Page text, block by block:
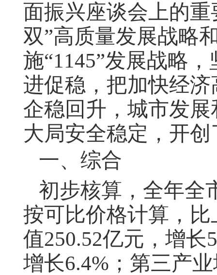
面振兴座谈会上的
双”高质量发展战略
施“1145”发展战略
进促稳，把加快经
企稳回升，城市发
大局安全稳定，开
一、综合
初步核算，全年全
按可比价格计算，
值250.52亿元，增长
增长6.4%；第三产